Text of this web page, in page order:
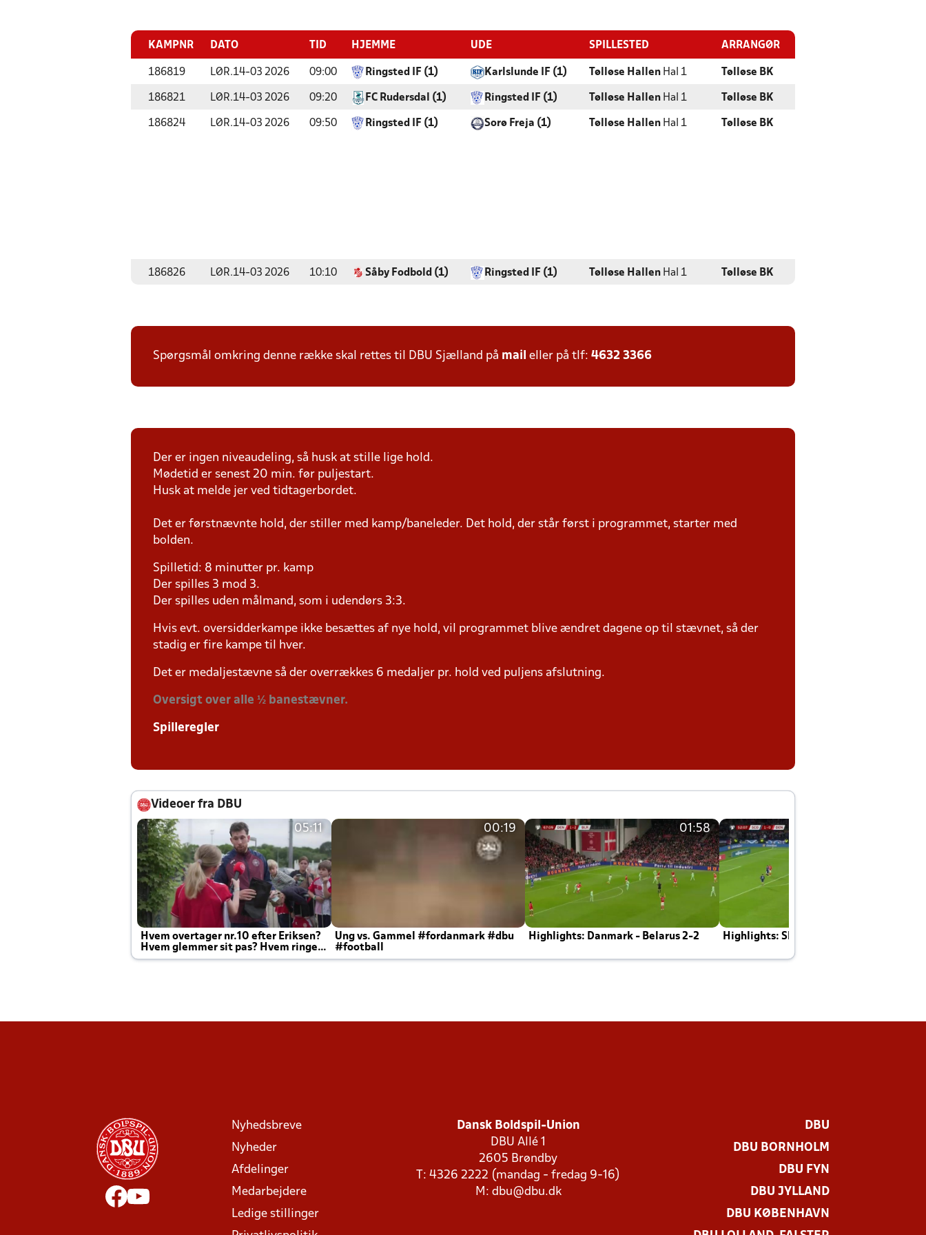
KAMPNR DATO TID HJEMME UDE SPILLESTED ARRANGØR
186819 LØR.14-03 2026 09:00 Ringsted IF (1) Karlslunde IF (1) Tølløse Hallen Hal 1 Tølløse BK
186821 LØR.14-03 2026 09:20 FC Rudersdal (1) Ringsted IF (1) Tølløse Hallen Hal 1 Tølløse BK
186824 LØR.14-03 2026 09:50 Ringsted IF (1) Sorø Freja (1) Tølløse Hallen Hal 1 Tølløse BK
186826 LØR.14-03 2026 10:10 Såby Fodbold (1) Ringsted IF (1) Tølløse Hallen Hal 1 Tølløse BK
Spørgsmål omkring denne række skal rettes til DBU Sjælland på mail eller på tlf: 4632 3366
Der er ingen niveaudeling, så husk at stille lige hold.
Mødetid er senest 20 min. før puljestart.
Husk at melde jer ved tidtagerbordet.
Det er førstnævnte hold, der stiller med kamp/baneleder. Det hold, der står først i programmet, starter med
bolden.
Spilletid: 8 minutter pr. kamp
Der spilles 3 mod 3.
Der spilles uden målmand, som i udendørs 3:3.
Hvis evt. oversidderkampe ikke besættes af nye hold, vil programmet blive ændret dagene op til stævnet, så der
stadig er fire kampe til hver.
Det er medaljestævne så der overrækkes 6 medaljer pr. hold ved puljens afslutning.
Oversigt over alle ½ banestævner.
Spilleregler
Videoer fra DBU
05:11
Hvem overtager nr.10 efter Eriksen?
Hvem glemmer sit pas? Hvem ringer
Joachim altid til efter kampe?
00:19
Ung vs. Gammel #fordanmark #dbu
#football
01:58
Highlights: Danmark - Belarus 2-2 Highlights: Skotland - Danmark 4-2
Nyhedsbreve
Nyheder
Afdelinger
Medarbejdere
Ledige stillinger
Dansk Boldspil-Union
DBU Allé 1
2605 Brøndby
T: 4326 2222 (mandag - fredag 9-16)
M: dbu@dbu.dk
DBU
DBU BORNHOLM
DBU FYN
DBU JYLLAND
DBU KØBENHAVN